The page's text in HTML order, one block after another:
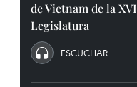
de Vietnam de la XVI
Legislatura
ESCUCHAR